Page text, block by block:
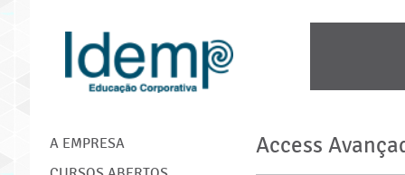
IDEMP
A EMPRESA
Access